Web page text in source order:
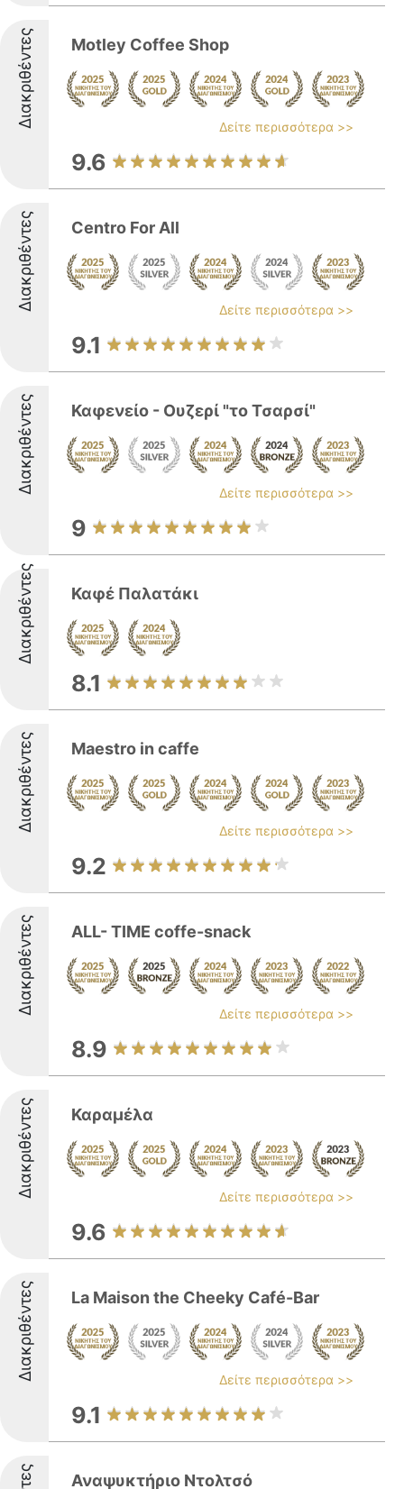
Διακριθέντες Motley Coffee Shop
Δείτε περισσότερα >>
9.6
Διακριθέντες Centro For All
Δείτε περισσότερα >>
9.1
Διακριθέντες Καφενείο - Ουζερί "το Τσαρσί"
Δείτε περισσότερα >>
9
Διακριθέντες Καφέ Παλατάκι
8.1
Διακριθέντες Maestro in caffe
Δείτε περισσότερα >>
9.2
Διακριθέντες ALL- TIME coffe-snack
Δείτε περισσότερα >>
8.9
Διακριθέντες Καραμέλα
Δείτε περισσότερα >>
9.6
Διακριθέντες La Maison the Cheeky Café-Bar
Δείτε περισσότερα >>
9.1
Αναψυκτήριο Ντολτσό